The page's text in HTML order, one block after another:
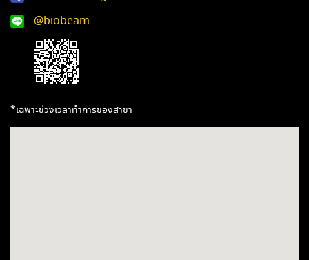
@biobeam
*เฉพาะช่วงเวลาทำการของสาขา